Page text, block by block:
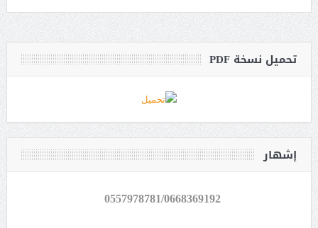
تحميل نسخة PDF
إشهار
0557978781/0668369192